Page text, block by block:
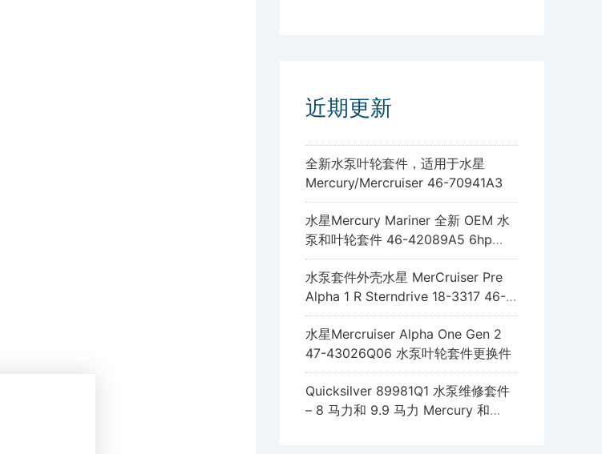
近期更新
全新水泵叶轮套件，适用于水星
Mercury/Mercruiser 46-70941A3
水星Mercury Mariner 全新 OEM 水
泵和叶轮套件 46-42089A5 6hp
8hp 9.9hp 15hp
水泵套件外壳水星 MerCruiser Pre
Alpha 1 R Sterndrive 18-3317 46-
96148A8
水星Mercruiser Alpha One Gen 2
47-43026Q06 水泵叶轮套件更换件
Quicksilver 89981Q1 水泵维修套件
– 8 马力和 9.9 马力 Mercury 和